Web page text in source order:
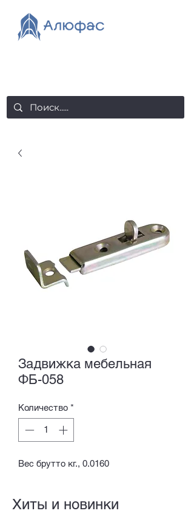
Задвижка мебельная
ФБ-058
Количество *
Вес брутто кг., 0.0160
Хиты и новинки